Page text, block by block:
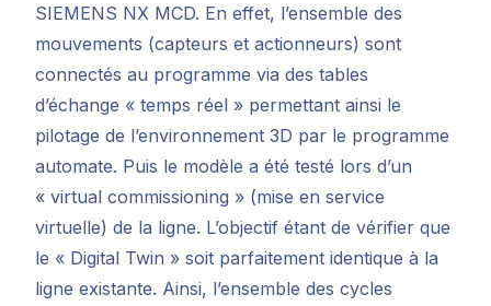
SIEMENS NX MCD. En effet, l’ensemble des
mouvements (capteurs et actionneurs) sont
connectés au programme via des tables
d’échange « temps réel » permettant ainsi le
pilotage de l’environnement 3D par le programme
automate. Puis le modèle a été testé lors d’un
« virtual commissioning » (mise en service
virtuelle) de la ligne. L’objectif étant de vérifier que
le « Digital Twin » soit parfaitement identique à la
ligne existante. Ainsi, l’ensemble des cycles